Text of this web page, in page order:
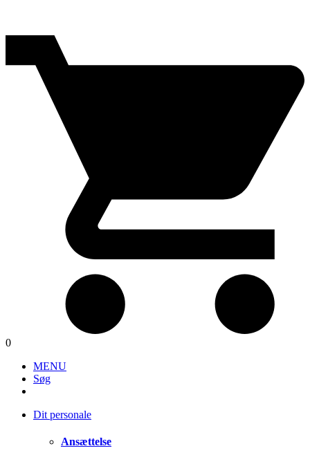
0
MENU
Søg
Dit personale
Ansættelse